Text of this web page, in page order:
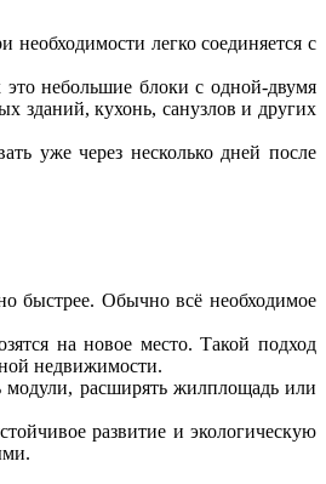
легко соединяется с
небольшие блоки с одной-двумя
зданий, кухонь, санузлов и других
уже через несколько дней после
быстрее. Обычно всё необходимое
на новое место. Такой подход
недвижимости.
модули, расширять жилплощадь или
развитие и экологическую